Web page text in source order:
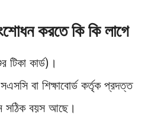
করতে কি কি লাগে
টিকা কার্ড)।
বা শিক্ষাবোর্ড কর্তৃক প্রদত্ত
সঠিক বয়স আছে।